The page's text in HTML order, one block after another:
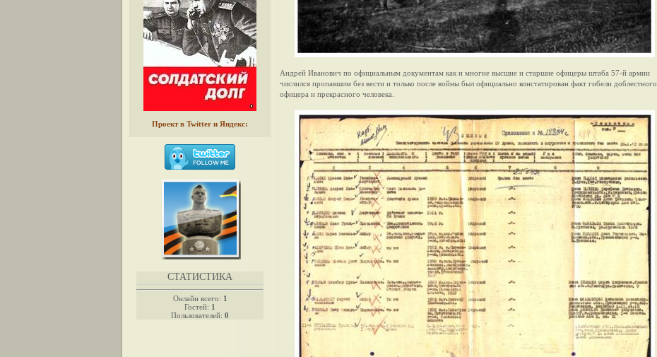
Проект в Twitter и Яндекс:
СТАТИСТИКА
Онлайн всего: 1
Гостей: 1
Пользователей: 0
Андрей Иванович по официальным документам как и многие высшие и старшие офицеры штаба 57-й армии
числился пропавшим без вести и только после войны был официально констатирован факт гибели доблестного
офицера и прекрасного человека.